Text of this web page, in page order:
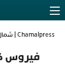
Chamalpress | شمال بريس
فيروس